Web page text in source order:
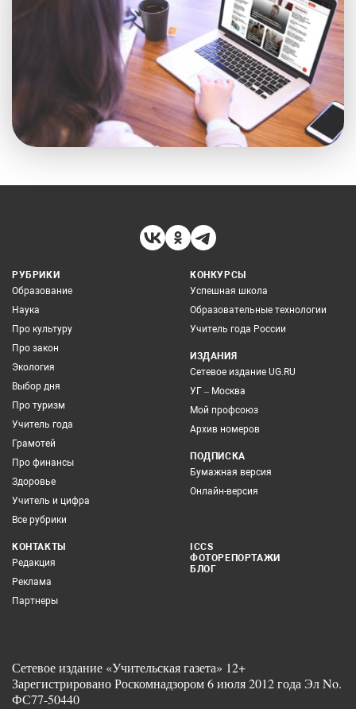
РУБРИКИ
Образование
Наука
Про культуру
Про закон
Экология
Выбор дня
Про туризм
Учитель года
Грамотей
Про финансы
Здоровье
Учитель и цифра
Все рубрики
КОНКУРСЫ
Успешная школа
Образовательные технологии
Учитель года России
ИЗДАНИЯ
Сетевое издание UG.RU
УГ – Москва
Мой профсоюз
Архив номеров
ПОДПИСКА
Бумажная версия
Онлайн-версия
КОНТАКТЫ
Редакция
Реклама
Партнеры
ICCS
ФОТОРЕПОРТАЖИ
БЛОГ
Сетевое издание «Учительская газета» 12+
Зарегистрировано Роскомнадзором 6 июля 2012 года Эл No.
ФС77-50440